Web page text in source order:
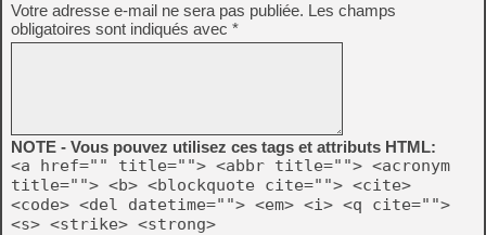
Votre adresse e-mail ne sera pas publiée. Les champs
obligatoires sont indiqués avec *
NOTE - Vous pouvez utilisez ces tags et attributs HTML:
<a href="" title=""> <abbr title=""> <acronym
title=""> <b> <blockquote cite=""> <cite>
<code> <del datetime=""> <em> <i> <q cite="">
<s> <strike> <strong>